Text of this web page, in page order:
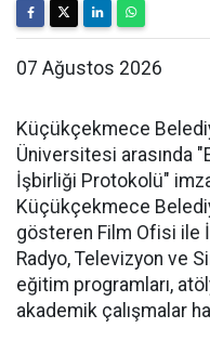
07 Ağustos 2026
Küçükçekmece
Üniversitesi arasında
İşbirliği Protokolü"
Küçükçekmece
gösteren Film Ofisi ile
Radyo, Televizyon ve
eğitim programları,
akademik çalışmalar